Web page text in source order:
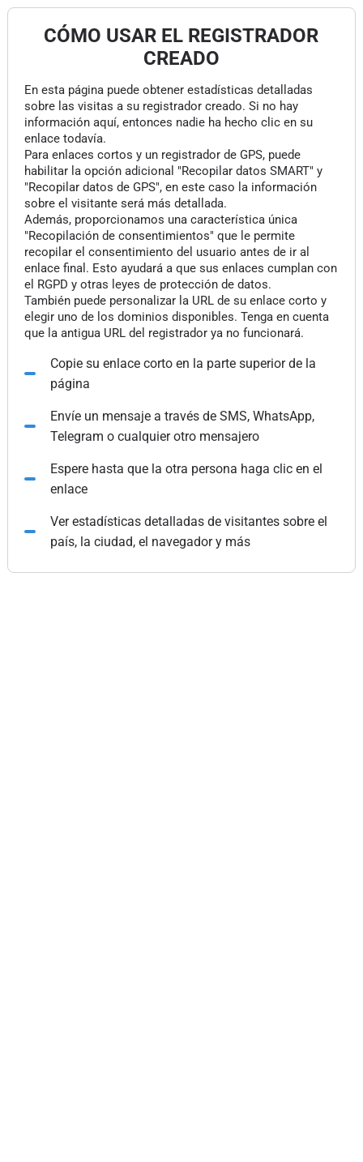
CÓMO USAR EL REGISTRADOR
CREADO
En esta página puede obtener estadísticas detalladas
sobre las visitas a su registrador creado. Si no hay
información aquí, entonces nadie ha hecho clic en su
enlace todavía.
Para enlaces cortos y un registrador de GPS, puede
habilitar la opción adicional "Recopilar datos SMART" y
"Recopilar datos de GPS", en este caso la información
sobre el visitante será más detallada.
Además, proporcionamos una característica única
"Recopilación de consentimientos" que le permite
recopilar el consentimiento del usuario antes de ir al
enlace final. Esto ayudará a que sus enlaces cumplan con
el RGPD y otras leyes de protección de datos.
También puede personalizar la URL de su enlace corto y
elegir uno de los dominios disponibles. Tenga en cuenta
que la antigua URL del registrador ya no funcionará.
Copie su enlace corto en la parte superior de la
página
Envíe un mensaje a través de SMS, WhatsApp,
Telegram o cualquier otro mensajero
Espere hasta que la otra persona haga clic en el
enlace
Ver estadísticas detalladas de visitantes sobre el
país, la ciudad, el navegador y más